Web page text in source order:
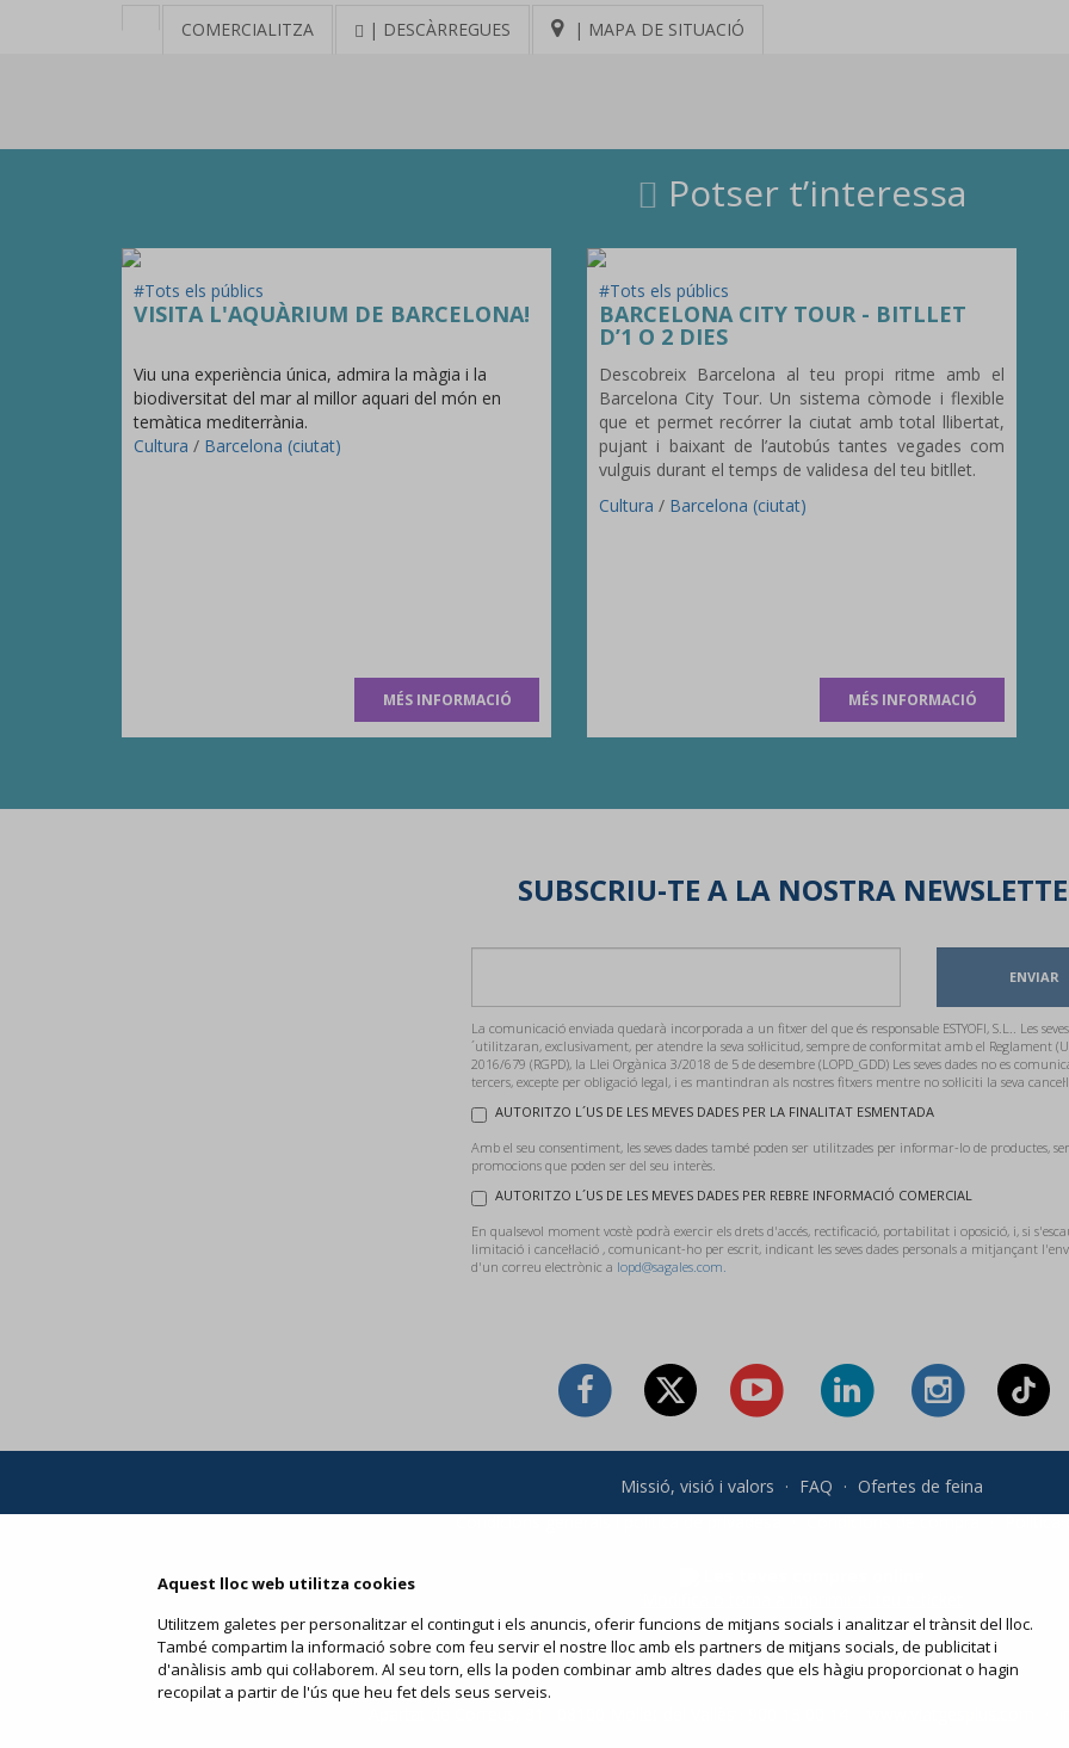
Aquest lloc web utilitza cookies
Utilitzem galetes per personalitzar el contingut i els anuncis, oferir funcions de mitjans socials i analitzar el trànsit del lloc.
També compartim la informació sobre com feu servir el nostre lloc amb els partners de mitjans socials, de publicitat i
d'anàlisis amb qui col·laborem. Al seu torn, ells la poden combinar amb altres dades que els hàgiu proporcionat o hagin
recopilat a partir de l'ús que heu fet dels seus serveis.
COMERCIALITZA | DESCÀRREGUES | MAPA DE SITUACIÓ
Potser t’interessa
#Tots els públics
VISITA L'AQUÀRIUM DE BARCELONA!
Viu una experiència única, admira la màgia i la
biodiversitat del mar al millor aquari del món en
temàtica mediterrània.
Cultura / Barcelona (ciutat)
MÉS INFORMACIÓ
#Tots els públics
BARCELONA CITY TOUR - BITLLET
D’1 O 2 DIES
Descobreix Barcelona al teu propi ritme amb el
Barcelona City Tour. Un sistema còmode i flexible
que et permet recórrer la ciutat amb total llibertat,
pujant i baixant de l’autobús tantes vegades com
vulguis durant el temps de validesa del teu bitllet.
Cultura / Barcelona (ciutat)
MÉS INFORMACIÓ
SUBSCRIU-TE A LA NOSTRA
ENVIAR
La comunicació enviada quedarà incorporada a un fitxer del que és responsable ESTYOFI, S.L.. Les seves
´utilitzaran, exclusivament, per atendre la seva sol·licitud, sempre de conformitat amb el Reglament
2016/679 (RGPD), la Llei Orgànica 3/2018 de 5 de desembre (LOPD_GDD) Les seves dades no es
tercers, excepte per obligació legal, i es mantindran als nostres fitxers mentre no sol·liciti la seva
AUTORITZO L´US DE LES MEVES DADES PER LA FINALITAT ESMENTADA
Amb el seu consentiment, les seves dades també poden ser utilitzades per informar-lo de productes,
promocions que poden ser del seu interès.
AUTORITZO L´US DE LES MEVES DADES PER REBRE INFORMACIÓ COMERCIAL
En qualsevol moment vostè podrà exercir els drets d'accés, rectificació, portabilitat i oposició, i, si
limitació i cancel·lació , comunicant-ho per escrit, indicant les seves dades personals a mitjançant
d'un correu electrònic a lopd@sagales.com.
Missió, visió i valors · FAQ · Ofertes de feina
Condicions generals i política de privadesa · Condicions de compra · Política